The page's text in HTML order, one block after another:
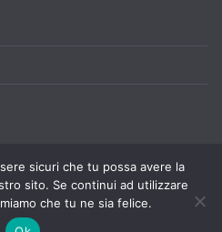
NEWS. Tutti i diritti riservati.
Powered by
sicuri che tu possa avere la
sito. Se continui ad utilizzare
che tu ne sia felice.